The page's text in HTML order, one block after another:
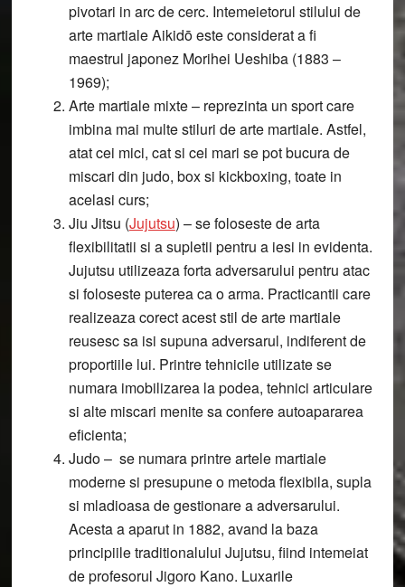
pivotari in arc de cerc. Intemeietorul stilului de
arte martiale Aikidō este considerat a fi
maestrul japonez Morihei Ueshiba (1883 –
1969);
Arte martiale mixte– reprezinta un sport care
imbina mai multe stiluri de arte martiale. Astfel,
atat cei mici, cat si cei mari se pot bucura de
miscari din judo, box si kickboxing, toate in
acelasi curs;
Jiu Jitsu (Jujutsu) – se foloseste de arta
flexibilitatii si a supletii pentru a iesi in evidenta.
Jujutsu utilizeaza forta adversarului pentru atac
si foloseste puterea ca o arma. Practicantii care
realizeaza corect acest stil de arte martiale
reusesc sa isi supuna adversarul, indiferent de
proportiile lui. Printre tehnicile utilizate se
numara imobilizarea la podea, tehnici articulare
si alte miscari menite sa confere autoapararea
eficienta;
Judo– se numara printre artele martiale
moderne si presupune o metoda flexibila, supla
si mladioasa de gestionare a adversarului.
Acesta a aparut in 1882, avand la baza
principiile traditionalului Jujutsu, fiind intemeiat
de profesorul Jigoro Kano. Luxarile